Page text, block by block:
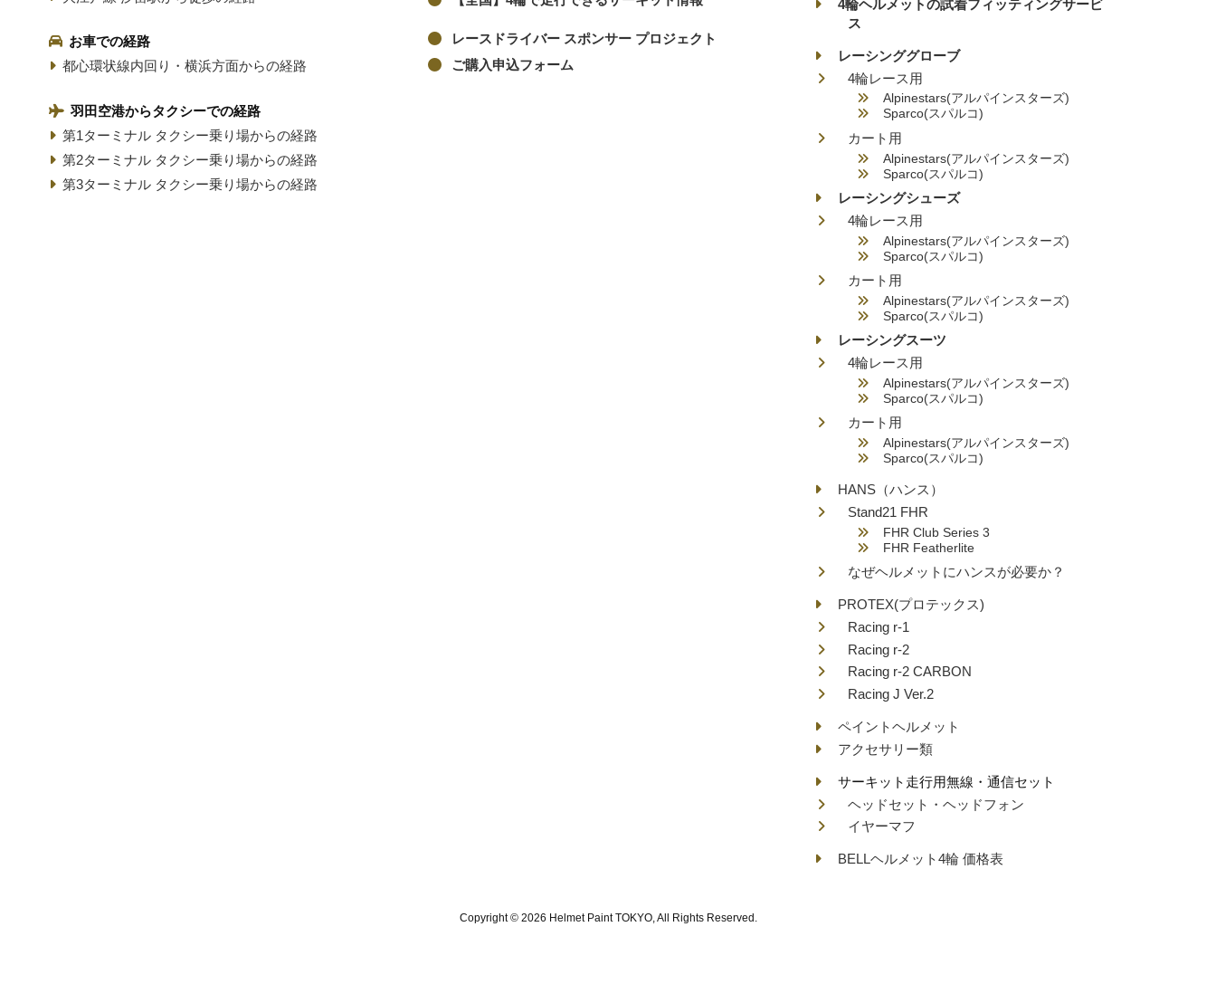
お車での経路
都心環状線内回り・横浜方面からの経路
羽田空港からタクシーでの経路
第1ターミナル タクシー乗り場からの経路
第2ターミナル タクシー乗り場からの経路
第3ターミナル タクシー乗り場からの経路
レースドライバー スポンサー プロジェクト
ご購入申込フォーム
4輪ヘルメットの試着フィッティングサービ
ス
レーシンググローブ
4輪レース用
Alpinestars(アルパインスターズ)
Sparco(スパルコ)
カート用
Alpinestars(アルパインスターズ)
Sparco(スパルコ)
レーシングシューズ
4輪レース用
Alpinestars(アルパインスターズ)
Sparco(スパルコ)
カート用
Alpinestars(アルパインスターズ)
Sparco(スパルコ)
レーシングスーツ
4輪レース用
Alpinestars(アルパインスターズ)
Sparco(スパルコ)
カート用
Alpinestars(アルパインスターズ)
Sparco(スパルコ)
HANS（ハンス）
Stand21 FHR
FHR Club Series 3
FHR Featherlite
なぜヘルメットにハンスが必要か？
PROTEX(プロテックス)
Racing r-1
Racing r-2
Racing r-2 CARBON
Racing J Ver.2
ペイントヘルメット
アクセサリー類
サーキット走行用無線・通信セット
ヘッドセット・ヘッドフォン
イヤーマフ
BELLヘルメット4輪 価格表
Copyright © 2026 Helmet Paint TOKYO, All Rights Reserved.